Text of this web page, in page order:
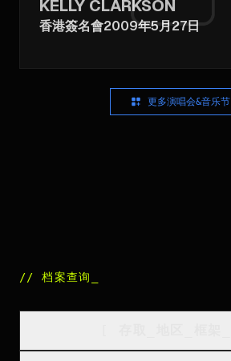
KELLY CLARKSON
香港簽名會2009年5月27日
更多演唱会&音乐节
//档案查询